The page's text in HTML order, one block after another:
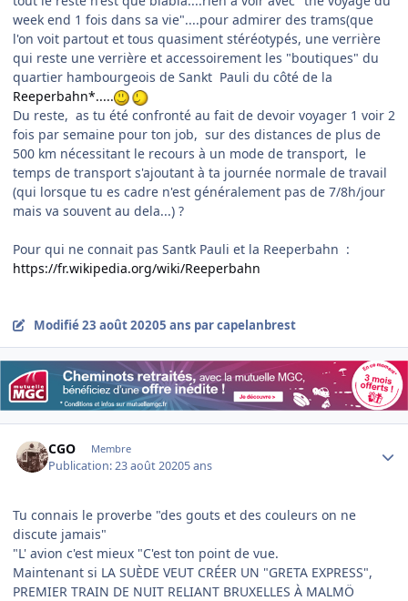
week end 1 fois dans sa vie"....pour admirer des trams(que
l'on voit partout et tous quasiment stéréotypés, une verrière
qui reste une verrière et accessoirement les "boutiques" du
quartier hambourgeois de Sankt Pauli du côté de la
Reeperbahn*.....
Du reste, as tu été confronté au fait de devoir voyager 1 voir 2
fois par semaine pour ton job, sur des distances de plus de
500 km nécessitant le recours à un mode de transport, le
temps de transport s'ajoutant à ta journée normale de travail
(qui lorsque tu es cadre n'est généralement pas de 7/8h/jour
mais va souvent au dela...) ?
Pour qui ne connait pas Santk Pauli et la Reeperbahn :
https://fr.wikipedia.org/wiki/Reeperbahn
Modifié23 août 20205 ans par capelanbrest
CGO Membre
Publication:23 août 20205 ans
Tu connais le proverbe "des gouts et des couleurs on ne
discute jamais"
"L' avion c'est mieux "C'est ton point de vue.
Maintenant si LA SUÈDE VEUT CRÉER UN "GRETA EXPRESS",
PREMIER TRAIN DE NUIT RELIANT BRUXELLES À MALMÖ